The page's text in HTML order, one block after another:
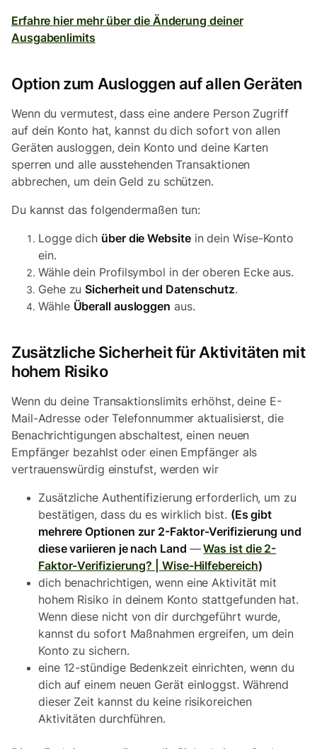
Erfahre hier mehr über die Änderung deiner
Ausgabenlimits
Option zum Ausloggen auf allen Geräten
Wenn du vermutest, dass eine andere Person Zugriff
auf dein Konto hat, kannst du dich sofort von allen
Geräten ausloggen, dein Konto und deine Karten
sperren und alle ausstehenden Transaktionen
abbrechen, um dein Geld zu schützen.
Du kannst das folgendermaßen tun:
Logge dich über die Websitein dein Wise-Konto
ein.
Wähle dein Profilsymbol in der oberen Ecke aus.
Gehe zuSicherheit und Datenschutz.
Wähle Überall ausloggen aus.
Zusätzliche Sicherheit für Aktivitäten mit
hohem Risiko
Wenn du deine Transaktionslimits erhöhst, deine E-
Mail-Adresse oder Telefonnummer aktualisierst, die
Benachrichtigungen abschaltest, einen neuen
Empfänger bezahlst oder einen Empfänger als
vertrauenswürdig einstufst, werden wir
Zusätzliche Authentifizierung erforderlich, um zu
bestätigen, dass du es wirklich bist. (Es gibt
mehrere Optionen zur 2-Faktor-Verifizierung und
diese variieren je nach Land —Was ist die 2-
Faktor-Verifizierung? | Wise-Hilfebereich)
dich benachrichtigen, wenn eine Aktivität mit
hohem Risiko in deinem Konto stattgefunden hat.
Wenn diese nicht von dir durchgeführt wurde,
kannst du sofort Maßnahmen ergreifen, um dein
Konto zu sichern.
eine 12-stündige Bedenkzeit einrichten, wenn du
dich auf einem neuen Gerät einloggst. Während
dieser Zeit kannst du keine risikoreichen
Aktivitäten durchführen.